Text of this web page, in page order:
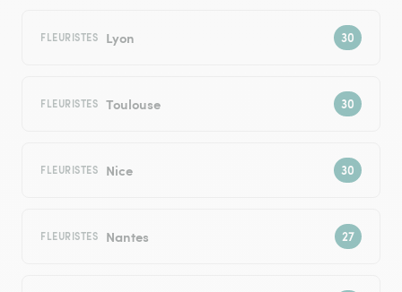
FLEURISTES Lyon
FLEURISTES Toulouse
FLEURISTES Nice
FLEURISTES Nantes